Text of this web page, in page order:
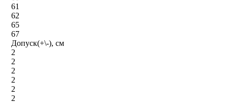
61
62
65
67
Допуск(+\-), см
2
2
2
2
2
2